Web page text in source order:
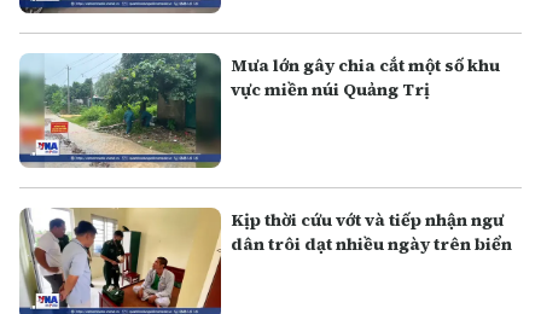
Mưa lớn gây chia cắt một số khu
vực miền núi Quảng Trị
Kịp thời cứu vớt và tiếp nhận ngư
dân trôi dạt nhiều ngày trên biển